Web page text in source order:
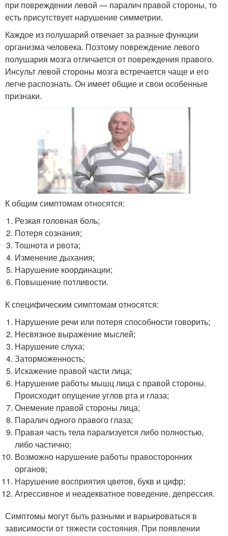
при повреждении левой — паралич правой стороны, то
есть присутствует нарушение симметрии.
Каждое из полушарий отвечает за разные функции
организма человека. Поэтому повреждение левого
полушария мозга отличается от повреждения правого.
Инсульт левой стороны мозга встречается чаще и его
легче распознать. Он имеет общие и свои особенные
признаки.
К общим симптомам относятся:
Резкая головная боль;
Потеря сознания;
Тошнота и рвота;
Изменение дыхания;
Нарушение координации;
Повышение потливости.
К специфическим симптомам относятся:
Нарушение речи или потеря способности говорить;
Несвязное выражение мыслей;
Нарушение слуха;
Заторможенность;
Искажение правой части лица;
Нарушение работы мышц лица с правой стороны.
Происходит опущение углов рта и глаза;
Онемение правой стороны лица;
Паралич одного правого глаза;
Правая часть тела парализуется либо полностью,
либо частично;
Возможно нарушение работы правосторонних
органов;
Нарушение восприятия цветов, букв и цифр;
Агрессивное и неадекватное поведение, депрессия.
Симптомы могут быть разными и варьироваться в
зависимости от тяжести состояния. При появлении